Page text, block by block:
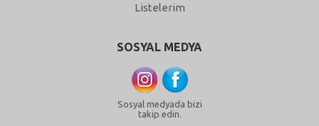
Listelerim
SOSYAL MEDYA
Sosyal medyada bizi
takip edin.